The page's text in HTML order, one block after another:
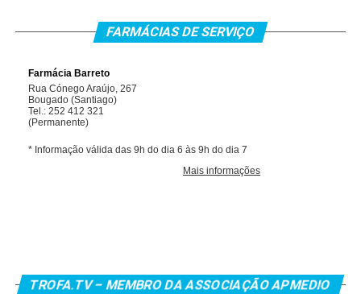
FARMÁCIAS DE SERVIÇO
TROFA.TV – MEMBRO DA ASSOCIAÇÃO APMEDIO